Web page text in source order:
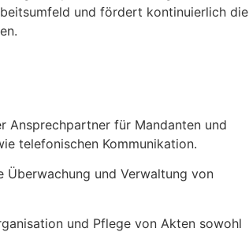
und fördert kontinuierlich die
Ansprechpartner für Mandanten und
telefonischen Kommunikation.
Überwachung und Verwaltung von
und Pflege von Akten sowohl